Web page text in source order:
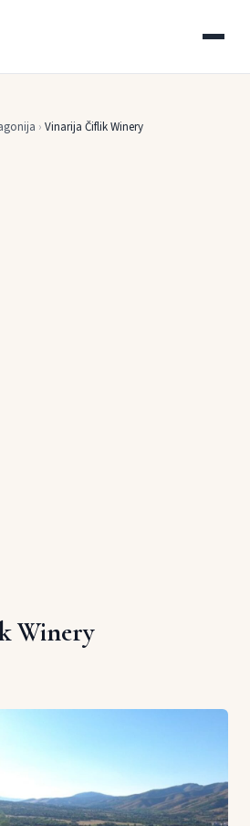
› Vinarija Čiflik Winery
Winery